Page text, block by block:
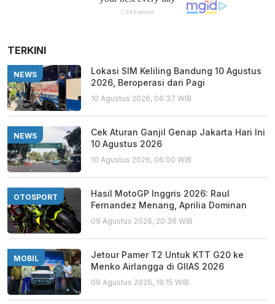
TERKINI
NEWS
Lokasi SIM Keliling Bandung 10 Agustus
2026, Beroperasi dari Pagi
10 Agustus 2026, 06:37 WIB
NEWS
Cek Aturan Ganjil Genap Jakarta Hari Ini
10 Agustus 2026
10 Agustus 2026, 06:00 WIB
OTOSPORT
Hasil MotoGP Inggris 2026: Raul
Fernandez Menang, Aprilia Dominan
09 Agustus 2026, 20:36 WIB
MOBIL
Jetour Pamer T2 Untuk KTT G20 ke
Menko Airlangga di GIIAS 2026
09 Agustus 2026, 19:15 WIB